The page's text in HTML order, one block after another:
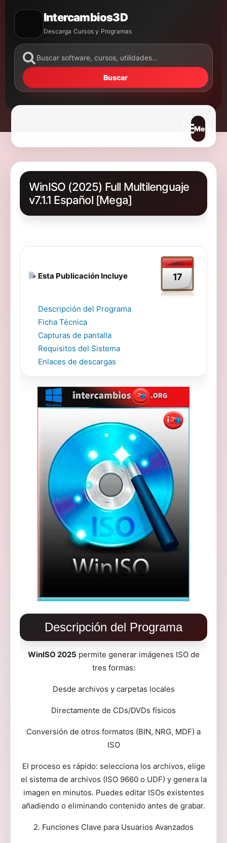
Intercambios3D
Descarga Cursos y Programas
Buscar
Abrir
WinISO (2025) Full Multilenguaje
v7.1.1 Español [Mega]
Esta Publicación Incluye
julio
17
Descripción del Programa
Ficha Técnica
Capturas de pantalla
Requisitos del Sistema
Enlaces de descargas
Descripción del Programa
WinISO 2025 permite generar imágenes ISO de
tres formas:
Desde archivos y carpetas locales
Directamente de CDs/DVDs físicos
Conversión de otros formatos (BIN, NRG, MDF) a
ISO
El proceso es rápido: selecciona los archivos, elige
el sistema de archivos (ISO 9660 o UDF) y genera la
imagen en minutos. Puedes editar ISOs existentes
añadiendo o eliminando contenido antes de grabar.
2. Funciones Clave para Usuarios Avanzados